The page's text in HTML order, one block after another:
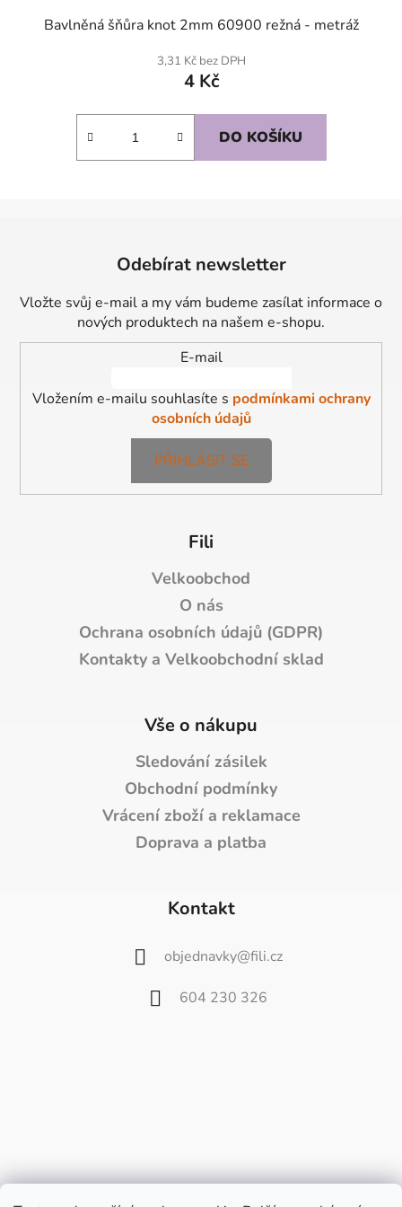
Bavlněná šňůra knot 2mm 60900 režná - metráž
3,31 Kč bez DPH
4 Kč
DO KOŠÍKU
Odebírat newsletter
Vložte svůj e-mail a my vám budeme zasílat informace o
nových produktech na našem e-shopu.
E-mail
Vložením e-mailu souhlasíte s podmínkami ochrany
osobních údajů
PŘIHLÁSIT SE
Fili
Velkoobchod
O nás
Ochrana osobních údajů (GDPR)
Kontakty a Velkoobchodní sklad
Vše o nákupu
Sledování zásilek
Obchodní podmínky
Vrácení zboží a reklamace
Doprava a platba
Kontakt
objednavky@fili.cz
604 230 326